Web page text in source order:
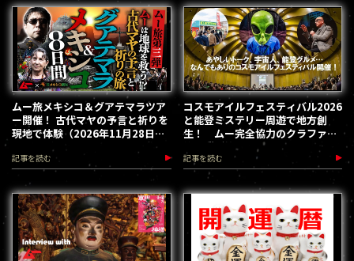
ムー旅メキシコ＆グアテマラツア
ー開催！ 古代マヤの予言と祈りを
現地で体験（2026年11月28日～
12月5日）
記事を読む
コスモアイルフェスティバル2026
と能登ミステリー周遊で地方創
生！ ムー完全協力のクラファン
第３弾が始動
記事を読む